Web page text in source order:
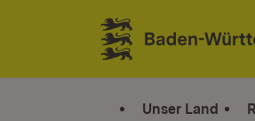
Zum Inhalt springen
Link zur Startseite
Unser Land